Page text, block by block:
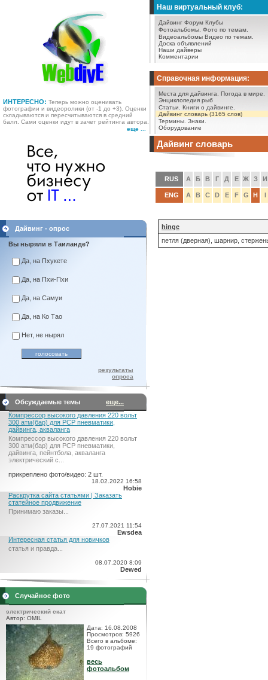
ИНТЕРЕСНО: Теперь можно оценивать
фотографии и видеоролики (от -1 до +3). Оценки
складываются и пересчитываются в средний
балл. Сами оценки идут в зачет рейтинга автора.
еще ...
Наш виртуальный клуб:
Дайвинг Форум Клубы
Фотоальбомы. Фото по темам.
Видеоальбомы Видео по темам.
Доска объявлений
Наши дайверы
Комментарии
Справочная информация:
Места для дайвинга.
Погода в мире.
Энциклопедия рыб
Статьи.
Книги о дайвинге.
Дайвинг словарь (3165 слов)
Термины. Знаки.
Оборудование
Дайвинг - опрос
Вы ныряли в Таиланде?
Да, на Пхукете
Да, на Пхи-Пхи
Да, на Самуи
Да, на Ко Тао
Нет, не нырял
результаты
опроса
Обсуждаемые темы
еще...
Компрессор высокого давления 220 вольт
300 атм(бар) для PCP пневматики,
дайвинга, акваланга
Компрессор высокого давления 220 вольт
300 атм(бар) для PCP пневматики,
дайвинга, пейнтбола, акваланга
электрический c...
прикреплено фото/видео: 2 шт.
18.02.2022 16:58
Hobie
Раскрутка сайта статьями | Заказать
статейное продвижение
Принимаю заказы...
27.07.2021 11:54
Ewsdea
Интересная статья для новичков
статья и правда...
08.07.2020 8:09
Dewed
Случайное фото
электрический скат
Автор: OMIL
Дата: 16.08.2008
Просмотров: 5926
Всего в альбоме:
19 фотографий
весь
фотоальбом
Дайвинг словарь
RUS А Б В Г Д Е Ж З И
ENG A B C D E F G H I
hinge
петля (дверная), шарнир,